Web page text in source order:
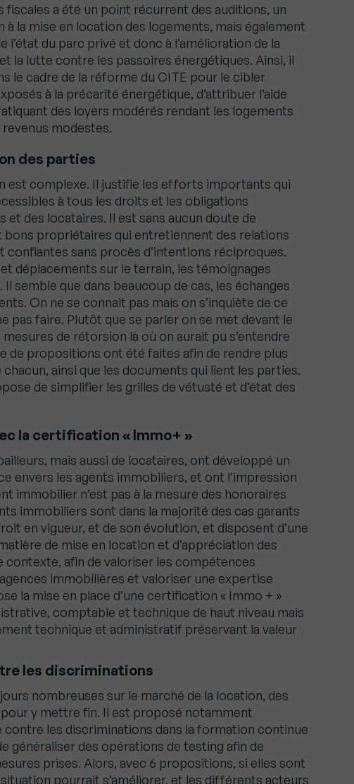
a été un point récurrent des auditions, un
la mise en location des logements, mais également
l’état du parc privé et donc à l’amélioration de la
la lutte contre les passoires énergétiques. Ainsi, il
le cadre de la réforme du CITE pour le cibler
à la précarité énergétique, d’attribuer l’aide
des loyers modérés rendant les logements
modestes.
des parties
est complexe. Il justifie les efforts importants qui
à tous les droits et les obligations
des locataires. Il est sans aucun doute de
propriétaires qui entretiennent des relations
confiantes sans procès d’intentions réciproques.
déplacements sur le terrain, les témoignages
semble que dans beaucoup de cas, les échanges
On ne se connait pas mais on s’inquiète de ce
pas faire. Plutôt que se parler on se met devant le
de rétorsion là où on aurait pu s’entendre
de propositions ont été faites afin de rendre plus
ainsi que les documents qui lient les parties.
de simplifier les grilles de vétusté et d’état des
la certification « Immo+ »
mais aussi de locataires, ont développé un
envers les agents immobiliers, et ont l’impression
immobilier n’est pas à la mesure des honoraires
immobiliers sont dans la majorité des cas garants
en vigueur, et de son évolution, et disposent d’une
de mise en location et d’appréciation des
contexte, afin de valoriser les compétences
immobilières et valoriser une expertise
la mise en place d’une certification « Immo + »
comptable et technique de haut niveau mais
technique et administratif préservant la valeur
les discriminations
nombreuses sur le marché de la location, des
y mettre fin. Il est proposé notamment
contre les discriminations dans la formation continue
généraliser des opérations de testing afin de
prises. Alors, avec 6 propositions, si elles sont
pourrait s’améliorer, et les différents acteurs